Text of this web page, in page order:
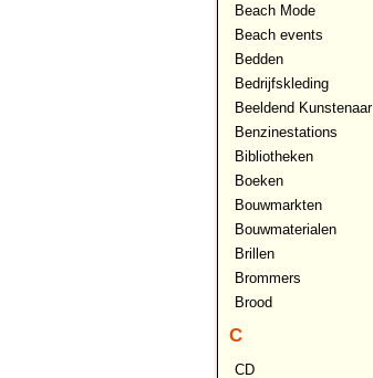
Beach Mode
Beach events
Bedden
Bedrijfskleding
Beeldend Kunstenaar
Benzinestations
Bibliotheken
Boeken
Bouwmarkten
Bouwmaterialen
Brillen
Brommers
Brood
C
CD